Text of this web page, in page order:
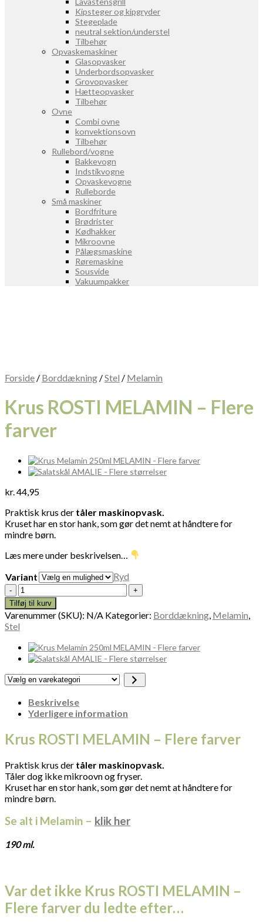
Kipsteger og kipgryder
Stegeplade
neutral sektion/understel
Tilbehør
Opvaskemaskiner
Glasopvasker
Underbordsopvasker
Grovopvasker
Hætteopvasker
Tilbehør
Ovne
Combi ovne
konvektionsovn
Tilbehør
Rullebord/vogne
Bakkevogn
Indstikvogne
Opvaskevogne
Rulleborde
Små maskiner
Bordfriture
Brødrister
Kødhakker
Mikroovne
Pålægsmaskine
Røremaskine
Sousvide
Vakuumpakker
Forside / Borddækning /Stel / Melamin
Krus ROSTI MELAMIN – Flere
farver
kr.44,95
Praktisk krus der tåler maskinopvask.
Kruset har en stor hank, som gør det nemt at håndtere for
mindre børn.
Læs mere under beskrivelsen…
Variant
Ryd
Krus
ROSTI
MELAMIN
-
Flere
farver
antal
Tilføj til kurv
Varenummer (SKU): N/A Kategorier: Borddækning, Melamin,
Stel
Vælg
en
varekategori
Beskrivelse
Yderligere information
Krus ROSTI MELAMIN – Flere farver
Praktisk krus der tåler maskinopvask.
Tåler dog ikke mikroovn og fryser.
Kruset har en stor hank, som gør det nemt at håndtere for
mindre børn.
Se alt i Melamin – klik her
190 ml.
Var det ikke Krus ROSTI MELAMIN –
Flere farver du ledte efter…